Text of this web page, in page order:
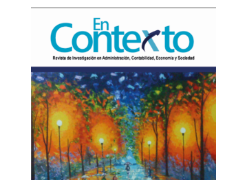
Barra
lateral
del
artículo